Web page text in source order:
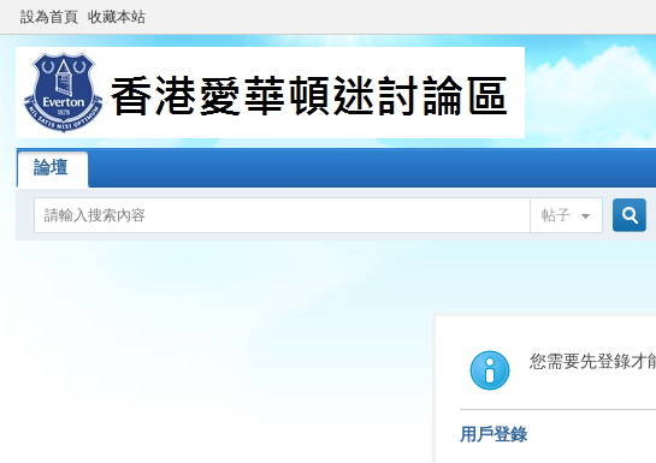
設為首頁 收藏本站
論壇
帖子
索
您需要先登錄才
用戶登錄